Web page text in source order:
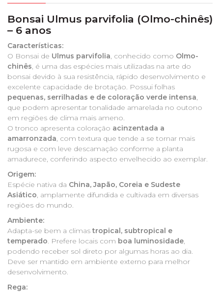
Bonsai Ulmus parvifolia (Olmo-chinês)
– 6 anos
Características:
O Bonsai de Ulmus parvifolia, conhecido como Olmo-
chinês, é uma das espécies mais utilizadas na arte do
bonsai devido à sua resistência, rápido desenvolvimento e
excelente capacidade de brotação. Possui folhas
pequenas, serrilhadas e de coloração verde intensa,
que podem apresentar tonalidade amarelada no outono
em regiões de clima mais ameno.
O tronco apresenta coloração acinzentada a
amarronzada, com textura que tende a se tornar mais
rugosa e com leve descamação conforme a planta
amadurece, conferindo aspecto envelhecido ao exemplar.
Origem:
Espécie nativa da China, Japão, Coreia e Sudeste
Asiático, amplamente difundida e cultivada em diversas
regiões do mundo.
Ambiente:
Adapta-se bem a climastropical, subtropical e
temperado. Prefere locais com boa luminosidade,
podendo receber sol direto por algumas horas ao dia.
Deve ser mantido em ambiente externo para melhor
desenvolvimento.
Rega: